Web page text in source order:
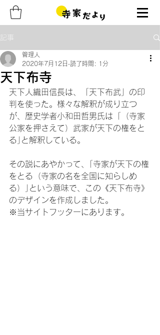
記事
天下布寺
管理人
2020年7月12日 読了時間: 1分
天下人織田信長は、「天下布武」の印
判を使った。様々な解釈が成り立つ
が、歴史学者小和田哲男氏は「（寺家
公家を押さえて）武家が天下の権をと
る｣と解釈している。
その説にあやかって、｢寺家が天下の権
をとる（寺家の名を全国に知らしめ
る）｣という意味で、この《天下布寺》
のデザインを作成しました。
※当サイトフッターにあります。